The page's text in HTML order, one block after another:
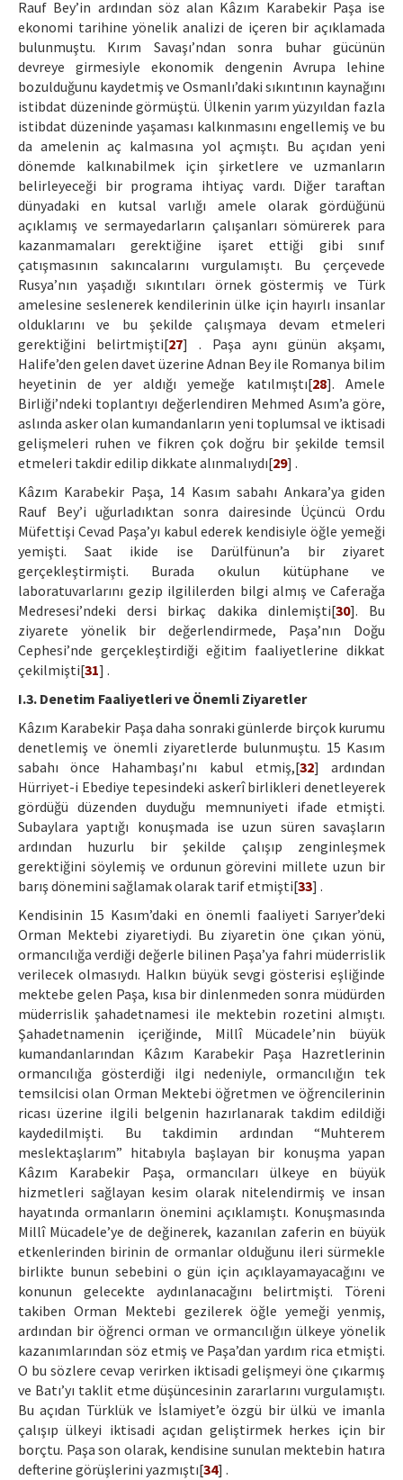
Rauf Bey’in ardından söz alan Kâzım Karabekir Paşa ise
ekonomi tarihine yönelik analizi de içeren bir açıklamada
bulunmuştu. Kırım Savaşı’ndan sonra buhar gücünün
devreye girmesiyle ekonomik dengenin Avrupa lehine
bozulduğunu kaydetmiş ve Osmanlı’daki sıkıntının kaynağını
istibdat düzeninde görmüştü. Ülkenin yarım yüzyıldan fazla
istibdat düzeninde yaşaması kalkınmasını engellemiş ve bu
da amelenin aç kalmasına yol açmıştı. Bu açıdan yeni
dönemde kalkınabilmek için şirketlere ve uzmanların
belirleyeceği bir programa ihtiyaç vardı. Diğer taraftan
dünyadaki en kutsal varlığı amele olarak gördüğünü
açıklamış ve sermayedarların çalışanları sömürerek para
kazanmamaları gerektiğine işaret ettiği gibi sınıf
çatışmasının sakıncalarını vurgulamıştı. Bu çerçevede
Rusya’nın yaşadığı sıkıntıları örnek göstermiş ve Türk
amelesine seslenerek kendilerinin ülke için hayırlı insanlar
olduklarını ve bu şekilde çalışmaya devam etmeleri
gerektiğini belirtmişti[27] . Paşa aynı günün akşamı,
Halife’den gelen davet üzerine Adnan Bey ile Romanya bilim
heyetinin de yer aldığı yemeğe katılmıştı[28]. Amele
Birliği’ndeki toplantıyı değerlendiren Mehmed Asım’a göre,
aslında asker olan kumandanların yeni toplumsal ve iktisadi
gelişmeleri ruhen ve fikren çok doğru bir şekilde temsil
etmeleri takdir edilip dikkate alınmalıydı[29] .
Kâzım Karabekir Paşa, 14 Kasım sabahı Ankara’ya giden
Rauf Bey’i uğurladıktan sonra dairesinde Üçüncü Ordu
Müfettişi Cevad Paşa’yı kabul ederek kendisiyle öğle yemeği
yemişti. Saat ikide ise Darülfünun’a bir ziyaret
gerçekleştirmişti. Burada okulun kütüphane ve
laboratuvarlarını gezip ilgililerden bilgi almış ve Caferağa
Medresesi’ndeki dersi birkaç dakika dinlemişti[30]. Bu
ziyarete yönelik bir değerlendirmede, Paşa’nın Doğu
Cephesi’nde gerçekleştirdiği eğitim faaliyetlerine dikkat
çekilmişti[31] .
I.3. Denetim Faaliyetleri ve Önemli Ziyaretler
Kâzım Karabekir Paşa daha sonraki günlerde birçok kurumu
denetlemiş ve önemli ziyaretlerde bulunmuştu. 15 Kasım
sabahı önce Hahambaşı’nı kabul etmiş,[32] ardından
Hürriyet-i Ebediye tepesindeki askerî birlikleri denetleyerek
gördüğü düzenden duyduğu memnuniyeti ifade etmişti.
Subaylara yaptığı konuşmada ise uzun süren savaşların
ardından huzurlu bir şekilde çalışıp zenginleşmek
gerektiğini söylemiş ve ordunun görevini millete uzun bir
barış dönemini sağlamak olarak tarif etmişti[33] .
Kendisinin 15 Kasım’daki en önemli faaliyeti Sarıyer’deki
Orman Mektebi ziyaretiydi. Bu ziyaretin öne çıkan yönü,
ormancılığa verdiği değerle bilinen Paşa’ya fahri müderrislik
verilecek olmasıydı. Halkın büyük sevgi gösterisi eşliğinde
mektebe gelen Paşa, kısa bir dinlenmeden sonra müdürden
müderrislik şahadetnamesi ile mektebin rozetini almıştı.
Şahadetnamenin içeriğinde, Millî Mücadele’nin büyük
kumandanlarından Kâzım Karabekir Paşa Hazretlerinin
ormancılığa gösterdiği ilgi nedeniyle, ormancılığın tek
temsilcisi olan Orman Mektebi öğretmen ve öğrencilerinin
ricası üzerine ilgili belgenin hazırlanarak takdim edildiği
kaydedilmişti. Bu takdimin ardından “Muhterem
meslektaşlarım” hitabıyla başlayan bir konuşma yapan
Kâzım Karabekir Paşa, ormancıları ülkeye en büyük
hizmetleri sağlayan kesim olarak nitelendirmiş ve insan
hayatında ormanların önemini açıklamıştı. Konuşmasında
Millî Mücadele’ye de değinerek, kazanılan zaferin en büyük
etkenlerinden birinin de ormanlar olduğunu ileri sürmekle
birlikte bunun sebebini o gün için açıklayamayacağını ve
konunun gelecekte aydınlanacağını belirtmişti. Töreni
takiben Orman Mektebi gezilerek öğle yemeği yenmiş,
ardından bir öğrenci orman ve ormancılığın ülkeye yönelik
kazanımlarından söz etmiş ve Paşa’dan yardım rica etmişti.
O bu sözlere cevap verirken iktisadi gelişmeyi öne çıkarmış
ve Batı’yı taklit etme düşüncesinin zararlarını vurgulamıştı.
Bu açıdan Türklük ve İslamiyet’e özgü bir ülkü ve imanla
çalışıp ülkeyi iktisadi açıdan geliştirmek herkes için bir
borçtu. Paşa son olarak, kendisine sunulan mektebin hatıra
defterine görüşlerini yazmıştı[34] .